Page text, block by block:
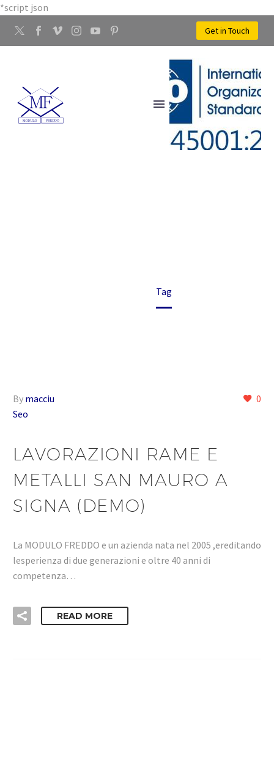
*script json
Get in Touch
Tag
0
By macciu
Seo
LAVORAZIONI RAME E
METALLI SAN MAURO A
SIGNA (DEMO)
La MODULO FREDDO e un azienda nata nel 2005 ,ereditando
lesperienza di due generazioni e oltre 40 anni di
competenza…
READ MORE